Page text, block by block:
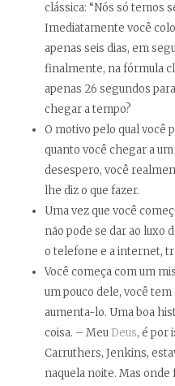
clássica: “Nós só temos
Imediatamente você
apenas seis dias, em
finalmente, na fórmula
apenas 26 segundos
chegar a tempo?
O motivo pelo qual você
quanto você chegar a
desespero, você
lhe diz o que fazer.
Uma vez que você
não pode se dar ao luxo
o telefone e a internet,
Você começa com um
um pouco dele, você
aumenta-lo. Uma boa
coisa. – MeuDeus, é por
Carruthers, Jenkins,
naquela noite. Mas onde